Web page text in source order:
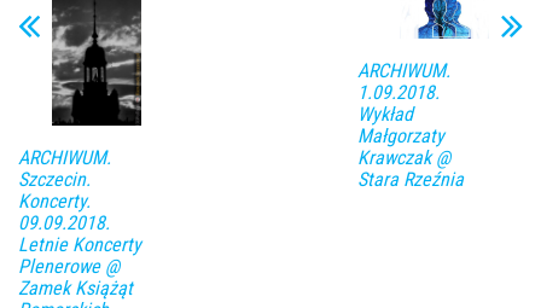
ARCHIWUM.
Szczecin.
Koncerty.
09.09.2018.
Letnie Koncerty
Plenerowe @
Zamek Książąt
ARCHIWUM.
1.09.2018.
Wykład
Małgorzaty
Krawczak @
Stara Rzeźnia